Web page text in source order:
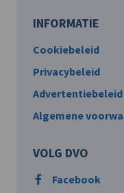
INFORMATIE
Cookiebeleid
Privacybeleid
Advertentiebeleid
Algemene
VOLG DVO
Facebook